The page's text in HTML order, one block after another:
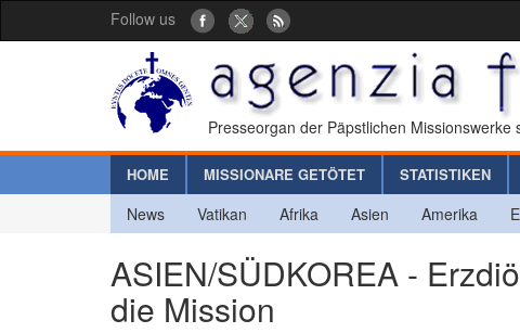
Follow us
Presseorgan der Päpstlichen Missionswerke
HOME MISSIONARE GETÖTET STATISTIKEN
News Vatikan Afrika Asien Amerika
ASIEN/SÜDKOREA -
die Mission